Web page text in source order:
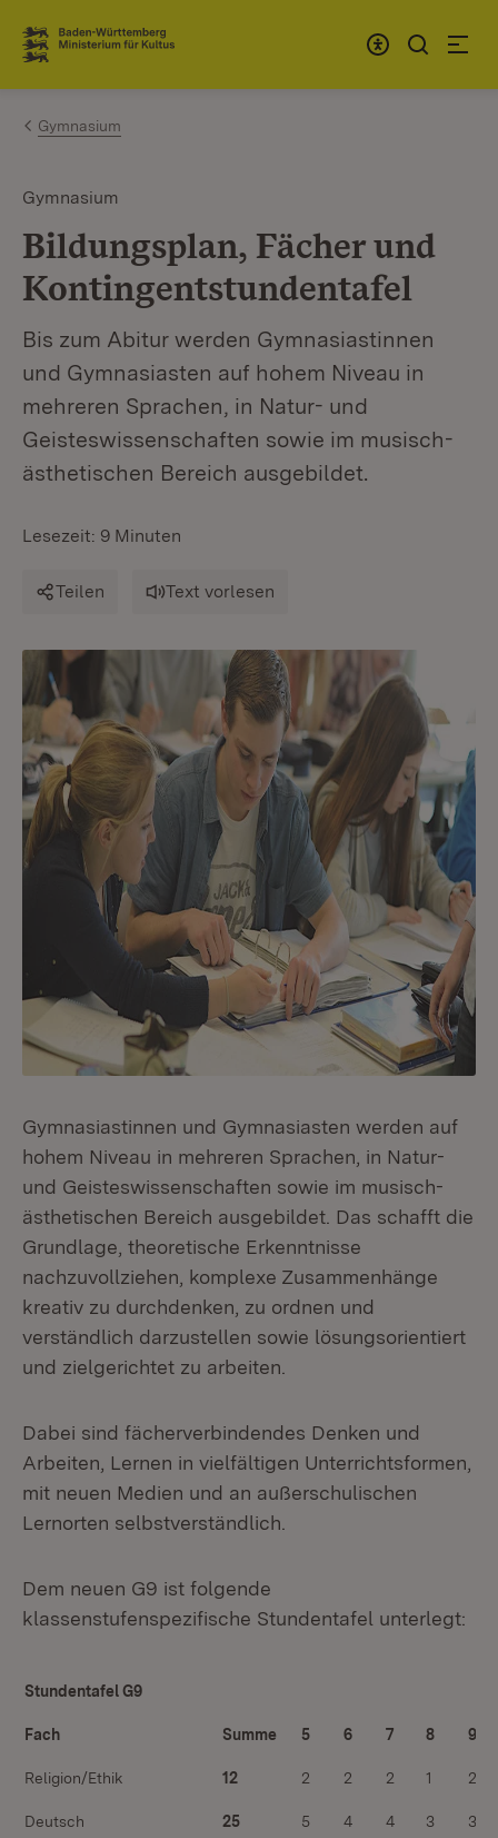
Zum Inhalt springen
Link zur Startseite
Gymnasium
Gymnasium
Bildungsplan, Fächer und
Kontingentstundentafel
Bis zum Abitur werden Gymnasiastinnen
und Gymnasiasten auf hohem Niveau in
mehreren Sprachen, in Natur- und
Geisteswissenschaften sowie im musisch-
ästhetischen Bereich ausgebildet.
Lesezeit: 9 Minuten
Teilen Text vorlesen
Gymnasiastinnen und Gymnasiasten werden auf
hohem Niveau in mehreren Sprachen, in Natur-
und Geisteswissenschaften sowie im musisch-
ästhetischen Bereich ausgebildet. Das schafft die
Grundlage, theoretische Erkenntnisse
nachzuvollziehen, komplexe Zusammenhänge
kreativ zu durchdenken, zu ordnen und
verständlich darzustellen sowie lösungsorientiert
und zielgerichtet zu arbeiten.
Dabei sind fächerverbindendes Denken und
Arbeiten, Lernen in vielfältigen Unterrichtsformen,
mit neuen Medien und an außerschulischen
Lernorten selbstverständlich.
Dem neuen G9 ist folgende
klassenstufenspezifische Stundentafel unterlegt:
Stundentafel G9
Fach Summe 5 6 7 8 9
Religion/Ethik 12 2 2 2 1 2
Deutsch 25 5 4 4 3 3